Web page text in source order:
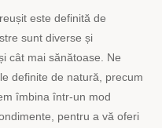
este definită de
sunt diverse și
cât mai sănătoase. Ne
definite de natură, precum
îmbina într-un mod
pentru a vă oferi